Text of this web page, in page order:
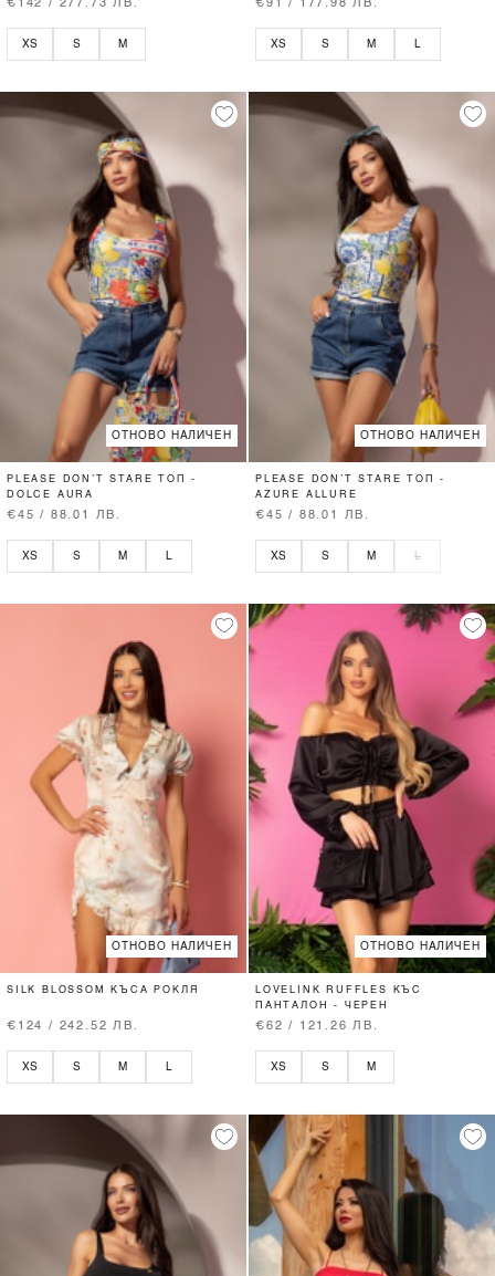
€142 / 277.73 ЛВ.
XS S M
€91 / 177.98 ЛВ.
XS S M L
ОТНОВО НАЛИЧЕН
PLEASE DON’T STARE ТОП -
DOLCE AURA
€45 / 88.01 ЛВ.
XS S M
ОТНОВО НАЛИЧЕН
PLEASE DON’T STARE ТОП -
AZURE ALLURE
€45 / 88.01 ЛВ.
XS S M L
ОТНОВО НАЛИЧЕН
SILK BLOSSOM КЪСА РОКЛЯ
€124 / 242.52 ЛВ.
XS S M L
ОТНОВО НАЛИЧЕН
LOVELINK RUFFLES КЪС
ПАНТАЛОН - ЧЕРЕН
€62 / 121.26 ЛВ.
XS S M